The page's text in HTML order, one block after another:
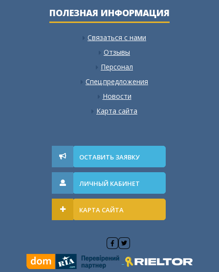
ПОЛЕЗНАЯ ИНФОРМАЦИЯ
Связаться с нами
Отзывы
Персонал
Спец.предложения
Новости
Карта сайта
ОСТАВИТЬ ЗАЯВКУ
ЛИЧНЫЙ КАБИНЕТ
КАРТА САЙТА